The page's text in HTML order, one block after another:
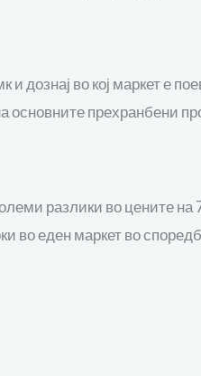
дознај во кој маркет е
основните прехранбени
разлики во цените на
во еден маркет во